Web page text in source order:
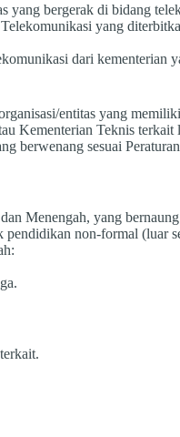
yang bergerak di bidang
yang
dari kementerian
entitas yang
Kementerian Teknis
berwenang sesuai
Menengah, yang
pendidikan non-formal (luar